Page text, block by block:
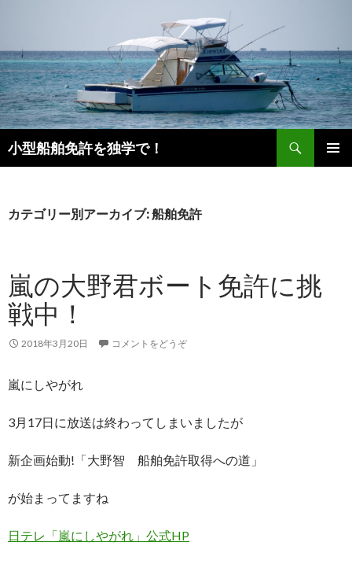
小型船舶免許を独学で！
検
索
ン
動
カテゴリー別アーカイブ: 船舶免許
嵐の大野君ボート免許に挑
戦中！
2018年3月20日 コメントをどうぞ
嵐にしやがれ
3月17日に放送は終わってしまいましたが
新企画始動!「大野智 船舶免許取得への道」
が始まってますね
日テレ「嵐にしやがれ」公式HP